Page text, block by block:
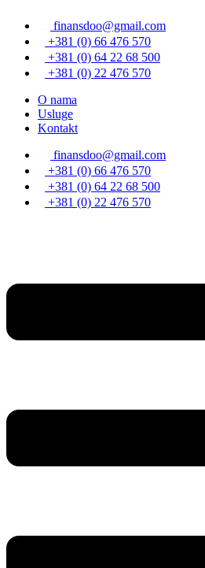
садржај
finansdoo@gmail.com
+381 (0) 66 476 570
+381 (0) 64 22 68 500
+381 (0) 22 476 570
O nama
Usluge
Kontakt
finansdoo@gmail.com
+381 (0) 66 476 570
+381 (0) 64 22 68 500
+381 (0) 22 476 570